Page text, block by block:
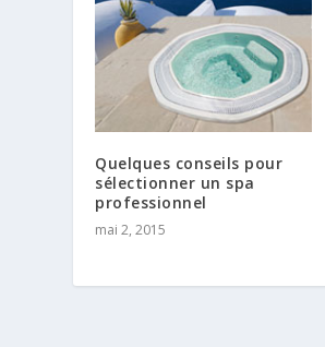
Quelques conseils pour
sélectionner un spa
professionnel
mai 2, 2015